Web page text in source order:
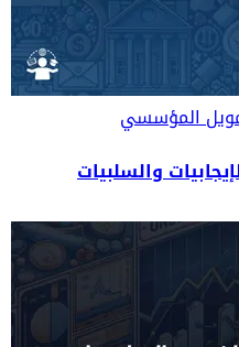
المؤسسي
والسلبيات